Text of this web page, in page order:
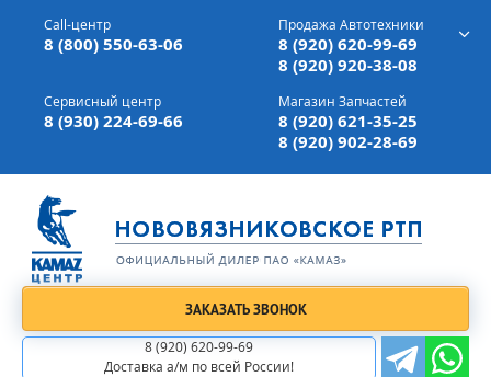
г. Вязники,ул. Механизаторов, д 90
Доставка а/м,по всей России
Call-центр
8 (800) 550-63-06
Продажа Автотехники
8 (920) 620-99-69
8 (920) 920-38-08
Сервисный центр
8 (930) 224-69-66
Магазин Запчастей
8 (920) 621-35-25
8 (920) 902-28-69
ЗАКАЗАТЬ ЗВОНОК
8 (920) 620-99-69
Доставка а/м по всей России!